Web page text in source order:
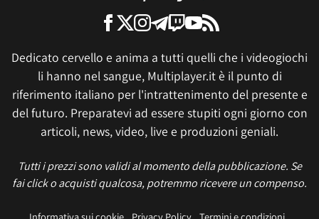
Dedicato cervello e anima a tutti quelli che i videogiochi
li hanno nel sangue, Multiplayer.it è il punto di
riferimento italiano per l'intrattenimento del presente e
del futuro. Preparatevi ad essere stupiti ogni giorno con
articoli, news, video, live e produzioni geniali.
Tutti i prezzi sono validi al momento della pubblicazione. Se
fai click o acquisti qualcosa, potremmo ricevere un compenso.